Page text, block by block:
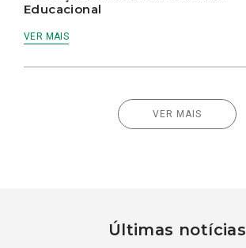
Educacional
VER MAIS
VER MAIS
Últimas notícias